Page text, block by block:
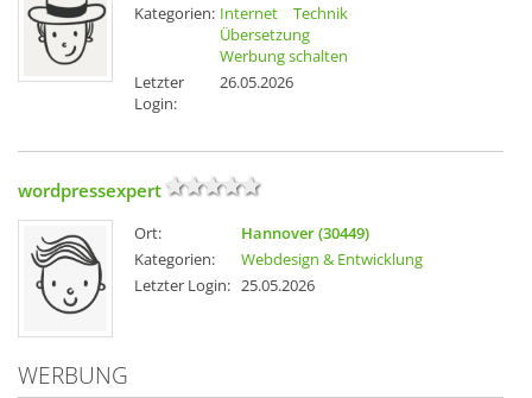
Kategorien: Internet
Technik
Übersetzung
Werbung schalten
Letzter
Login:
26.05.2026
wordpressexpert
Ort:
Hannover (30449)
Kategorien:
Webdesign & Entwicklung
Letzter Login: 25.05.2026
WERBUNG